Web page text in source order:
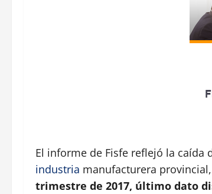
El informe de Fisfe reflejó la caída
industria manufacturera
trimestre de 2017, último dato